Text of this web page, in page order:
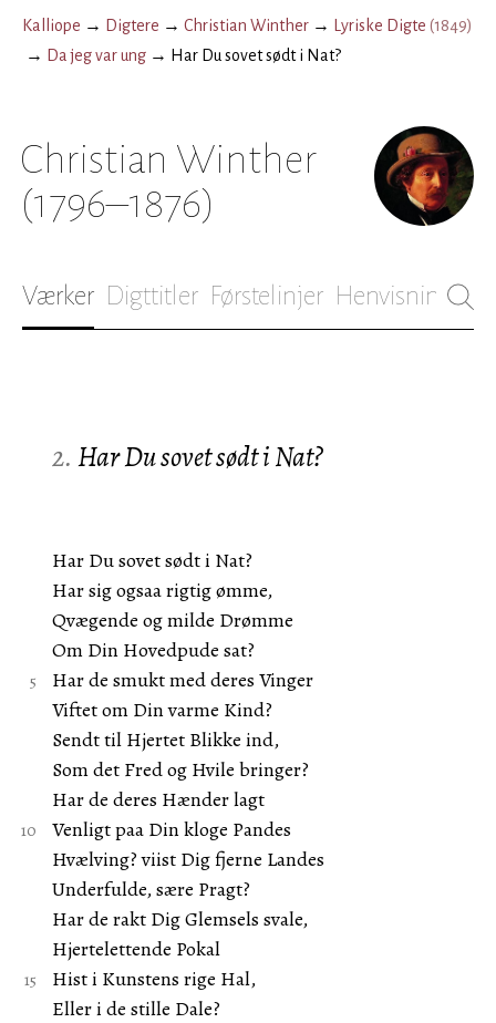
Kalliope → Digtere → Christian Winther → Lyriske Digte (1849)
→ Da jeg var ung → Har Du sovet sødt i Nat?
Christian Winther
(1796–1876)
Værker Digttitler Førstelinjer Henvisninger
2. Har Du sovet sødt i Nat?
Har Du sovet sødt i Nat?
Har sig ogsaa rigtig ømme,
Qvægende og milde Drømme
Om Din Hovedpude sat?
Har de smukt med deres Vinger
Viftet om Din varme Kind?
Sendt til Hjertet Blikke ind,
Som det Fred og Hvile bringer?
Har de deres Hænder lagt
Venligt paa Din kloge Pandes
Hvælving? viist Dig fjerne Landes
Underfulde, sære Pragt?
Har de rakt Dig Glemsels svale,
Hjertelettende Pokal
Hist i Kunstens rige Hal,
Eller i de stille Dale?